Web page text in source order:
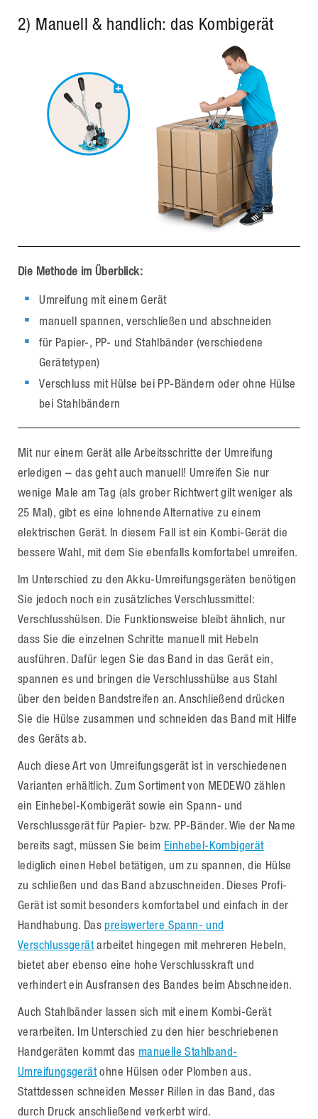
2) Manuell & handlich: das Kombigerät
Die Methode im Überblick:
Umreifung mit einem Gerät
manuell spannen, verschließen und abschneiden
für Papier-, PP- und Stahlbänder (verschiedene
Gerätetypen)
Verschluss mit Hülse bei PP-Bändern oder ohne Hülse
bei Stahlbändern
Mit nur einem Gerät alle Arbeitsschritte der Umreifung
erledigen – das geht auch manuell! Umreifen Sie nur
wenige Male am Tag (als grober Richtwert gilt weniger als
25 Mal), gibt es eine lohnende Alternative zu einem
elektrischen Gerät. In diesem Fall ist ein Kombi-Gerät die
bessere Wahl, mit dem Sie ebenfalls komfortabel umreifen.
Im Unterschied zu den Akku-Umreifungsgeräten benötigen
Sie jedoch noch ein zusätzliches Verschlussmittel:
Verschlusshülsen. Die Funktionsweise bleibt ähnlich, nur
dass Sie die einzelnen Schritte manuell mit Hebeln
ausführen. Dafür legen Sie das Band in das Gerät ein,
spannen es und bringen die Verschlusshülse aus Stahl
über den beiden Bandstreifen an. Anschließend drücken
Sie die Hülse zusammen und schneiden das Band mit Hilfe
des Geräts ab.
Auch diese Art von Umreifungsgerät ist in verschiedenen
Varianten erhältlich. Zum Sortiment von MEDEWO zählen
ein Einhebel-Kombigerät sowie ein Spann- und
Verschlussgerät für Papier- bzw. PP-Bänder. Wie der Name
bereits sagt, müssen Sie beim Einhebel-Kombigerät
lediglich einen Hebel betätigen, um zu spannen, die Hülse
zu schließen und das Band abzuschneiden. Dieses Profi-
Gerät ist somit besonders komfortabel und einfach in der
Handhabung. Das preiswertere Spann- und
Verschlussgerätarbeitet hingegen mit mehreren Hebeln,
bietet aber ebenso eine hohe Verschlusskraft und
verhindert ein Ausfransen des Bandes beim Abschneiden.
Auch Stahlbänder lassen sich mit einem Kombi-Gerät
verarbeiten. Im Unterschied zu den hier beschriebenen
Handgeräten kommt das manuelle Stahlband-
Umreifungsgerätohne Hülsen oder Plomben aus.
Stattdessen schneiden Messer Rillen in das Band, das
durch Druck anschließend verkerbt wird.